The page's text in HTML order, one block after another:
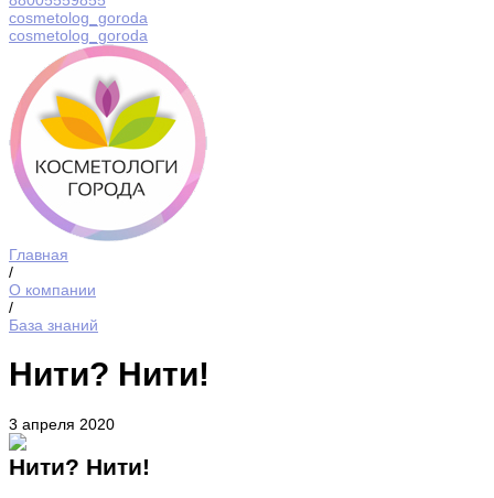
cosmetolog_goroda
cosmetolog_goroda
Главная
/
О компании
/
База знаний
Нити? Нити!
3 апреля 2020
Нити? Нити!